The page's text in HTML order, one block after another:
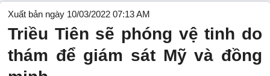
Xuất bản ngày 10/03/2022 07:13 AM
Triều Tiên sẽ phóng vệ tinh do
thám để giám sát Mỹ và đồng